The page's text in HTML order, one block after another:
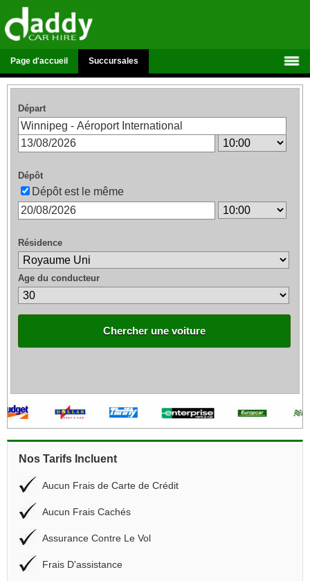
Page d'accueil Succursales
Départ
Dépôt
Dépôt est le même
Résidence
Age du conducteur
Chercher une voiture
Nos Tarifs Incluent
Aucun Frais de Carte de Crédit
Aucun Frais Cachés
Assurance Contre Le Vol
Frais D'assistance